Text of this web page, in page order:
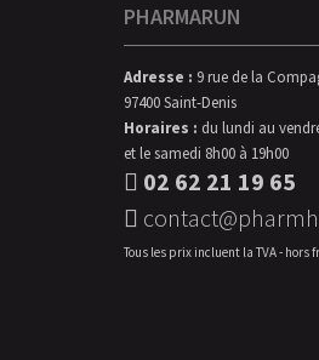
PHARMARUN
Adresse : 9 rue de la
97400 Saint-Denis
Horaires : du lundi au
et le samedi 8h00 à 19h00
02 62 21 19 65
Tous les prix incluent la TVA - hors